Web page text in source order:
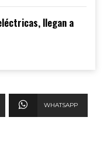
llegan a
WHATSAPP